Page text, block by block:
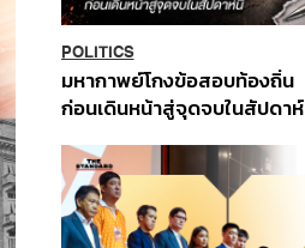
POLITICS
มหากาพย์โกงข้อสอบท้องถิ่น
ก่อนเดินหน้าสู่จุดจบในสัปดาห์